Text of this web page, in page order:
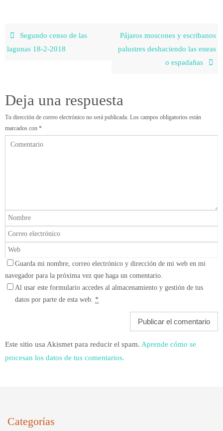
Segundo censo de las
lagunas 18-2-2018
Pájaros moscones y escribanos
palustres deshaciendo las eneas
o espadañas
Deja una respuesta
Tu dirección de correo electrónico no será publicada. Los campos obligatorios están
marcados con *
Guarda mi nombre, correo electrónico y dirección de mi web en mi
navegador para la próxima vez que haga un comentario.
Al usar este formulario accedes al almacenamiento y gestión de tus
datos por parte de esta web. *
Este sitio usa Akismet para reducir el spam. Aprende cómo se
procesan los datos de tus comentarios.
Categorías